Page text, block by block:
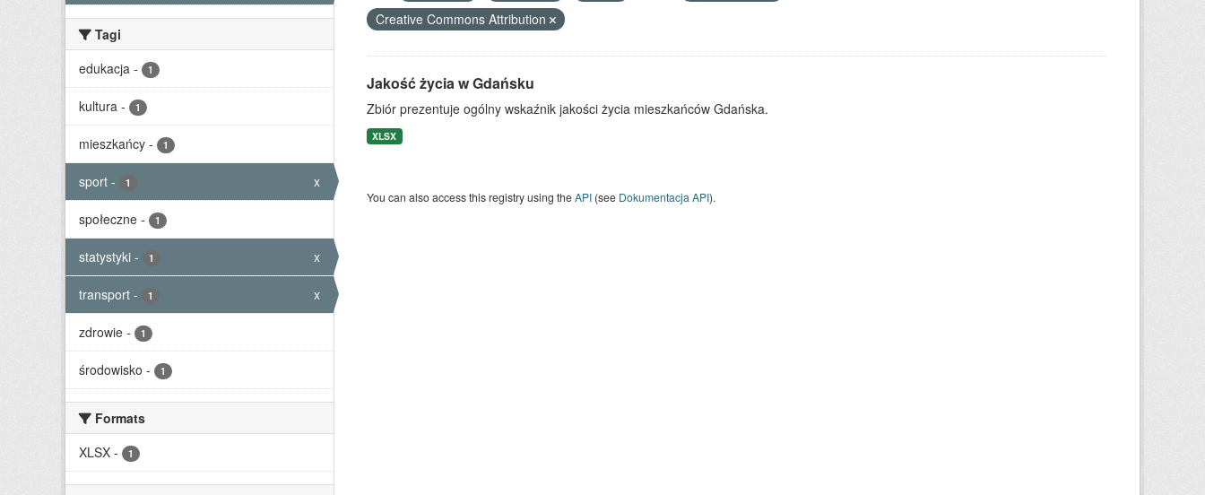
Tagi
edukacja - 1
kultura - 1
mieszkańcy - 1
sport - 1 x
społeczne - 1
statystyki - 1 x
transport - 1 x
zdrowie - 1
środowisko - 1
Formats
XLSX - 1
Creative Commons Attribution
Jakość życia w Gdańsku
Zbiór prezentuje ogólny wskaźnik jakości życia mieszkańców Gdańska.
XLSX
You can also access this registry using theAPI(see Dokumentacja API).